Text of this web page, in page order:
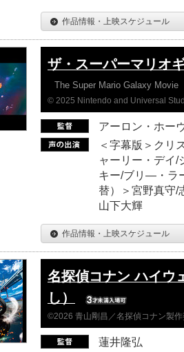
作品情報・上映スケジュール
ザ・スーパーマリオ
The Super Mario Galaxy Movie
© 2025 Nintendo and Universal
アーロン・ホー
＜字幕版＞クリ
ャーリー・デイ/
キー/ブリ―・ラ
替）＞宮野真守/
山下大輝
作品情報・上映スケジュール
名探偵コナン ハイウ
し）
©2026 青山剛昌／名探偵コナン製
蓮井隆弘